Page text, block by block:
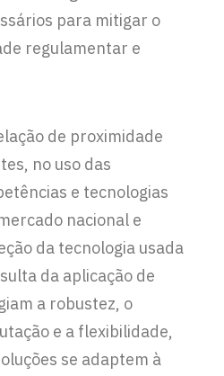
para mitigar o
regulamentar e
de proximidade
no uso das
e tecnologias
nacional e
da tecnologia usada
da aplicação de
a robustez, o
e a flexibilidade,
se adaptem à